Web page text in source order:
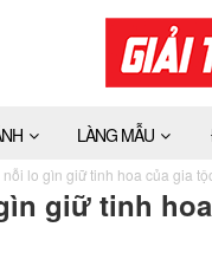
LÀNG MẪU
lo gìn giữ tinh hoa của gia
giữ tinh